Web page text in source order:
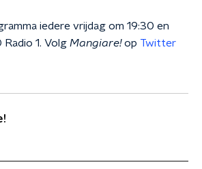
iedere vrijdag om 19:30 en
1. Volg Mangiare!op Twitter